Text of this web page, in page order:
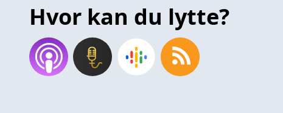
Hvor kan du lytte?